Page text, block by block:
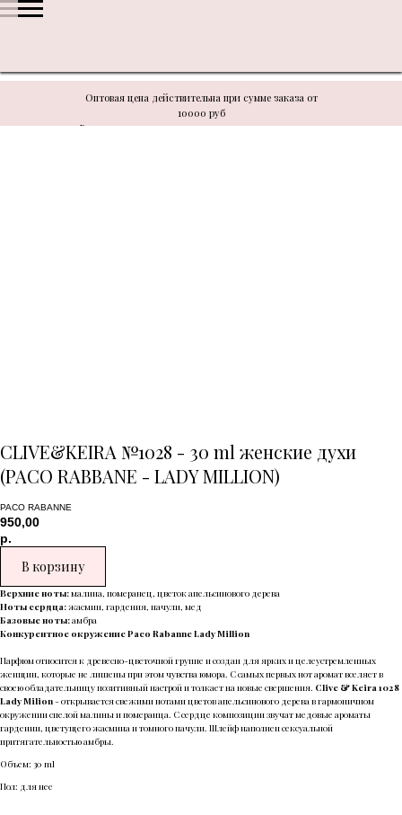
Оптовая цена действительна при сумме заказа от
10000 руб
В связи с техническими моментами цену уточнять у
CLIVE&KEIRA №1028 - 30 ml женские духи
(PACO RABBANE - LADY MILLION)
PACO RABANNE
950,00
р.
В корзину
Верхние ноты:малина, померанец, цветок апельсинового дерева
Ноты сердца:жасмин, гардения, пачули, мед
Базовые ноты:амбра
Конкурентное окружение Paco Rabanne Lady Million
Парфюм относится к древесно-цветочной группе и создан для ярких и целеустремленных
женщин, которые не лишены при этом чувства юмора. С самых первых нот аромат вселяет в
своею обладательницу позитивный настрой и толкает на новые свершения. Clive & Keira 1028
Lady Milion- открывается свежими нотами цветов апельсинового дерева в гармоничном
окружении спелой малины и померанца. С сердце композиции звучат медовые ароматы
гардении, цветущего жасмина и томного пачули. Шлейф наполнен сексуальной
притягательностью амбры.
Объем: 30 ml
Пол: для нее